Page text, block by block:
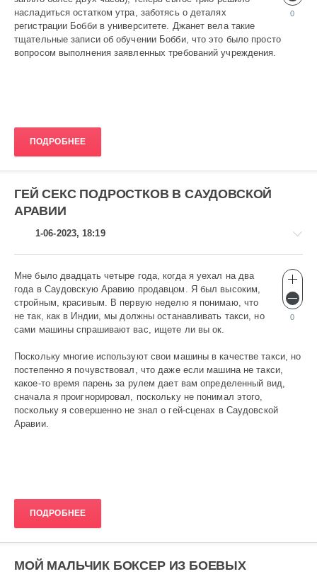
837
0
0
насладиться остатком утра, заботясь о деталях
регистрации Бобби в университете. Джанет вела такие
тщательные записи об обучении Бобби, что это было просто
вопросом выполнения заявленных требований учреждения.
ПОДРОБНЕЕ
ГЕЙ СЕКС ПОДРОСТКОВ В САУДОВСКОЙ
АРАВИИ
1-06-2023, 18:19
Эротика
gugolo
583
0
0
Мне было двадцать четыре года, когда я уехал на два
года в Саудовскую Аравию продавцом. Я был высоким,
стройным, красивым. В первую неделю я понимаю, что
не так, как в Индии, мы должны останавливать такси, но
сами машины спрашивают вас, ищете ли вы ок.
Поскольку многие используют свои машины в качестве такси, но
постепенно я почувствовал, что даже если машина не такси,
какое-то время парень за рулем дает вам определенный вид,
сначала я проигнорировал, поскольку не понимал этого,
поскольку я совершенно не знал о гей-сценах в Саудовской
Аравии.
ПОДРОБНЕЕ
МОЙ МАЛЬЧИК БОКСЕР ИЗ БОЕВЫХ